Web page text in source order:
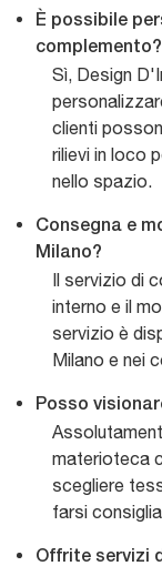
È possibile
complemento?
Sì, Design
clienti
rilievi in loco
nello spazio.
Consegna e
Milano?
Il servizio di
interno e il
servizio è
Milano e nei
Posso
materioteca
scegliere
farsi
Offrite servizi